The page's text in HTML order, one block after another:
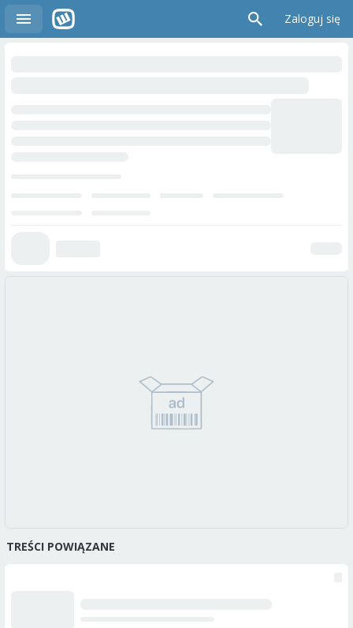
Zaloguj się
TREŚCI POWIĄZANE